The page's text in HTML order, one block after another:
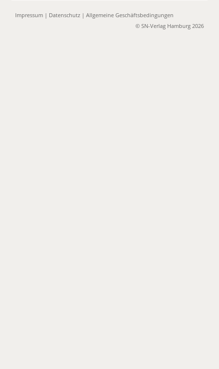
Impressum | Datenschutz |Allgemeine Geschäftsbedingungen
© SN-Verlag Hamburg 2026